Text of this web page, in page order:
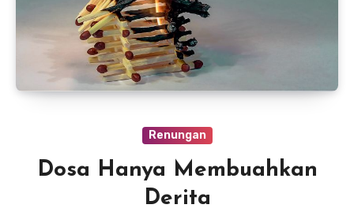
Renungan
Dosa Hanya Membuahkan
Derita